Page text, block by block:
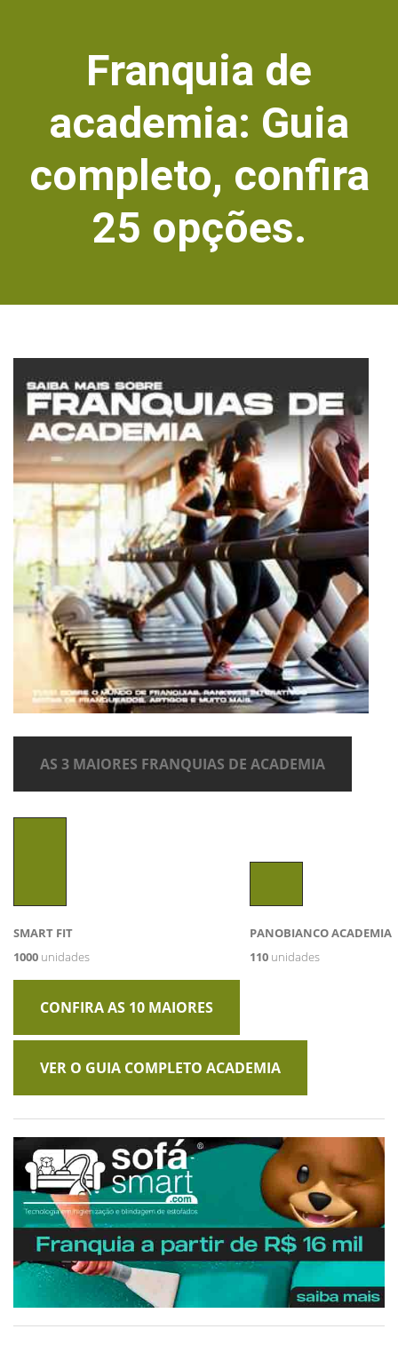
Franquia de
academia: Guia
completo, confira
25 opções.
AS 3 MAIORES FRANQUIAS DE ACADEMIA
SMART FIT
1000 unidades
PANOBIANCO ACADEMIA
110 unidades
CONFIRA AS 10 MAIORES
VER O GUIA COMPLETO ACADEMIA